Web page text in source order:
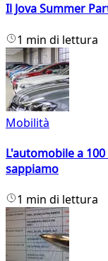
Il Jova Summer
1 min di lettura
Mobilità
L'automobile a
sappiamo
1 min di lettura